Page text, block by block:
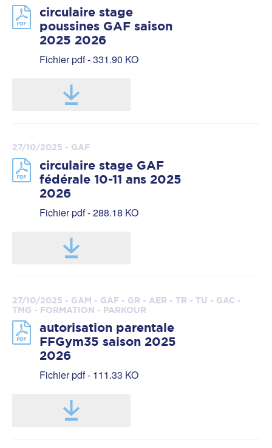
circulaire stage
poussines GAF saison
2025 2026
Fichier pdf - 331.90 KO
27/10/2025 - GAF
circulaire stage GAF
fédérale 10-11 ans 2025
2026
Fichier pdf - 288.18 KO
27/10/2025 - GAM - GAF - GR - AER - TR - TU - GAC -
TMG - FORMATION - PARKOUR
autorisation parentale
FFGym35 saison 2025
2026
Fichier pdf - 111.33 KO